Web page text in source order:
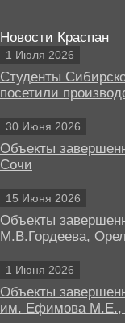
Новости Краспан
1 Июля 2026
Студенты
посетили
30 Июня 2026
Объекты
Сочи
15 Июня 2026
Объекты
М.В.Гордеева, Орел
1 Июня 2026
Объекты
им. Ефимова М.Е.,